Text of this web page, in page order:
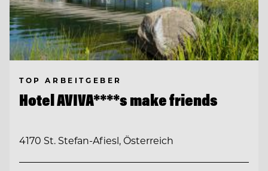
TOP ARBEITGEBER
Hotel AVIVA****s make friends
4170 St. Stefan-Afiesl, Österreich